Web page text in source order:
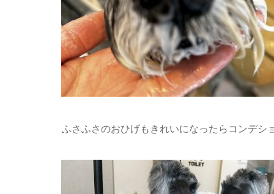
ふさふさのおひげもきれいになったらコンデシ